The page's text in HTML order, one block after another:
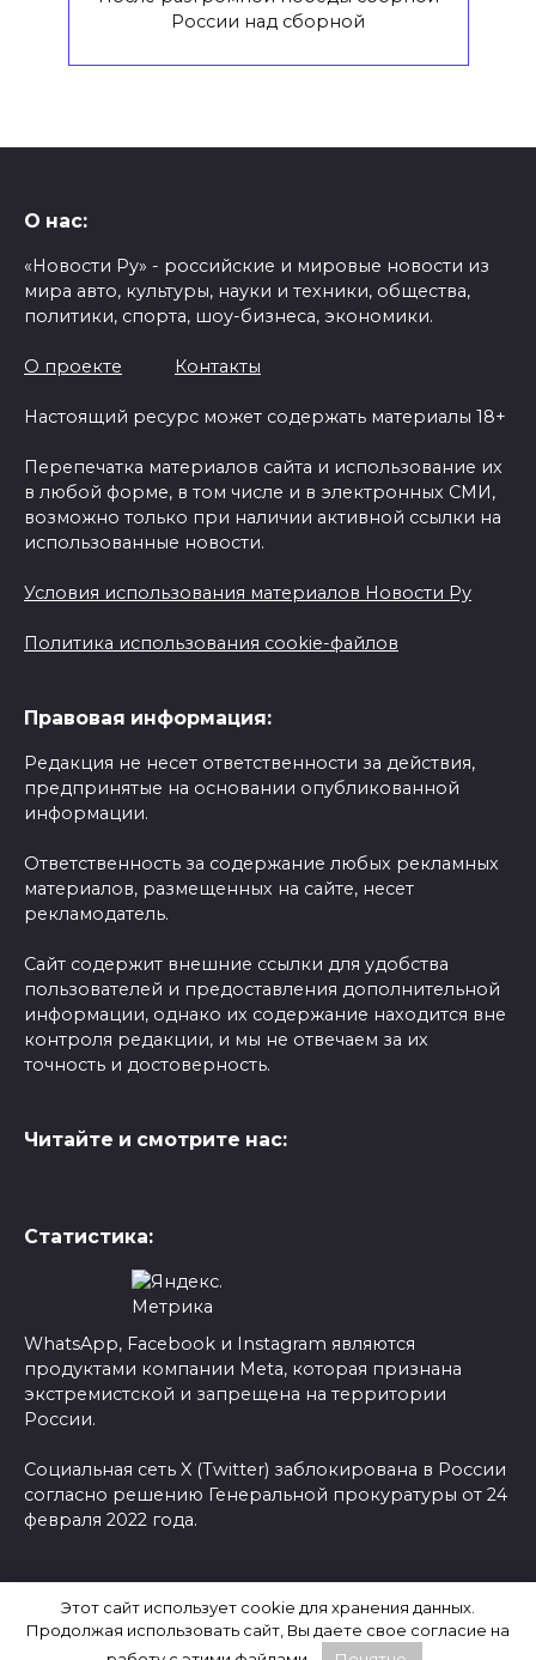
России над сборной
О нас:
«Новости Ру» - российские и мировые новости из
мира авто, культуры, науки и техники, общества,
политики, спорта, шоу-бизнеса, экономики.
О проекте Контакты
Настоящий ресурс может содержать материалы 18+
Перепечатка материалов сайта и использование их
в любой форме, в том числе и в электронных СМИ,
возможно только при наличии активной ссылки на
использованные новости.
Условия использования материалов Новости Ру
Политика использования cookie-файлов
Правовая информация:
Редакция не несет ответственности за действия,
предпринятые на основании опубликованной
информации.
Ответственность за содержание любых рекламных
материалов, размещенных на сайте, несет
рекламодатель.
Сайт содержит внешние ссылки для удобства
пользователей и предоставления дополнительной
информации, однако их содержание находится вне
контроля редакции, и мы не отвечаем за их
точность и достоверность.
Читайте и смотрите нас:
Статистика:
WhatsApp, Facebook и Instagram являются
продуктами компании Meta, которая признана
экстремистской и запрещена на территории
России.
Социальная сеть X (Twitter) заблокирована в России
согласно решению Генеральной прокуратуры от 24
февраля 2022 года.
Последние новости России
Этот сайт использует cookie для хранения данных.
Продолжая использовать сайт, Вы даете свое согласие на